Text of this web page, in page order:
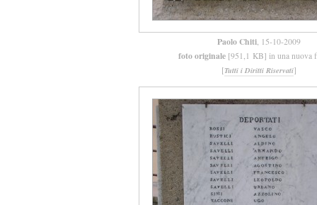
Paolo Chiti, 15-10-2009
foto originale [951,1 KB] in una nuova
[Tutti i Diritti Riservati]